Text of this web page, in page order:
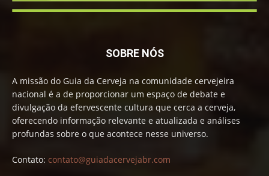
SOBRE NÓS
A missão do Guia da Cerveja na comunidade cervejeira
nacional é a de proporcionar um espaço de debate e
divulgação da efervescente cultura que cerca a cerveja,
oferecendo informação relevante e atualizada e análises
profundas sobre o que acontece nesse universo.
Contato: contato@guiadacervejabr.com